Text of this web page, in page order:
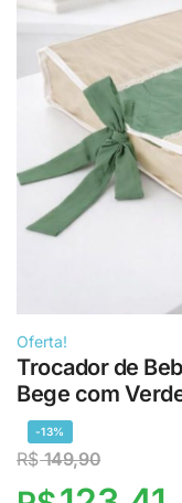
Oferta!
Trocador de
Bege com
-13%
R$149,90